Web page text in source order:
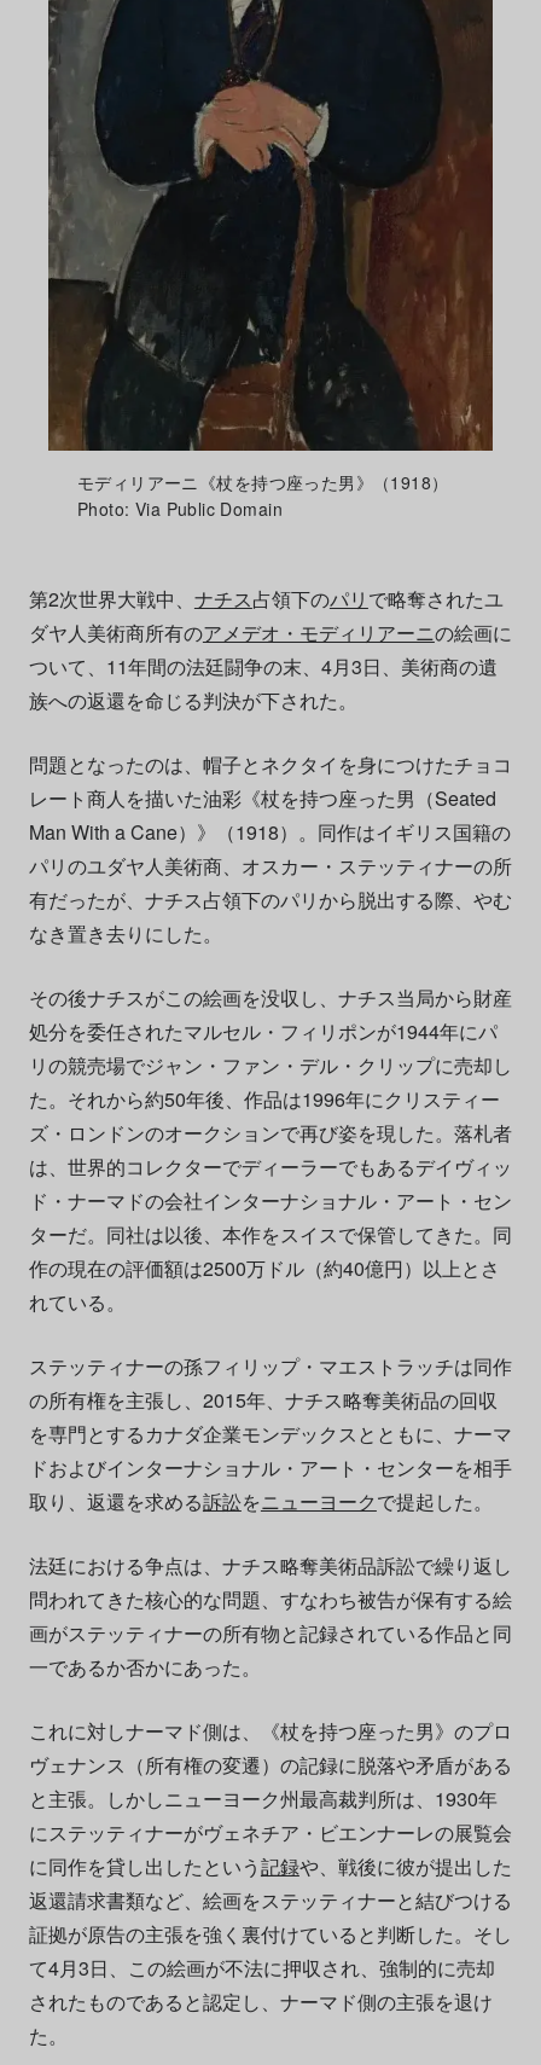
モディリアーニ《杖を持つ座った男》（1918）
Photo: Via Public Domain
第2次世界大戦中、 ナチス占領下のパリ で略奪されたユ
ダヤ人美術商所有のアメデオ・モディリアーニの絵画に
ついて、11年間の法廷闘争の末、4月3日、美術商の遺
族への返還を命じる判決が下された。
問題となったのは、帽子とネクタイを身につけたチョコ
レート商人を描いた油彩《杖を持つ座った男（Seated
Man With a Cane）》（1918）。同作はイギリス国籍の
パリのユダヤ人美術商、オスカー・ステッティナーの所
有だったが、ナチス占領下のパリから脱出する際、やむ
なき置き去りにした。
その後ナチスがこの絵画を没収し、ナチス当局から財産
処分を委任されたマルセル・フィリポンが1944年にパ
リの競売場でジャン・ファン・デル・クリップに売却し
た。それから約50年後、作品は1996年にクリスティー
ズ・ロンドンのオークションで再び姿を現した。落札者
は、世界的コレクターでディーラーでもあるデイヴィッ
ド・ナーマドの会社インターナショナル・アート・セン
ターだ。同社は以後、本作をスイスで保管してきた。同
作の現在の評価額は2500万ドル（約40億円）以上とさ
れている。
ステッティナーの孫フィリップ・マエストラッチは同作
の所有権を主張し、2015年、ナチス略奪美術品の回収
を専門とするカナダ企業モンデックスとともに、ナーマ
ドおよびインターナショナル・アート・センターを相手
取り、返還を求める訴訟をニューヨークで提起した。
法廷における争点は、ナチス略奪美術品訴訟で繰り返し
問われてきた核心的な問題、すなわち被告が保有する絵
画がステッティナーの所有物と記録されている作品と同
一であるか否かにあった。
これに対しナーマド側は、《杖を持つ座った男》のプロ
ヴェナンス（所有権の変遷）の記録に脱落や矛盾がある
と主張。しかしニューヨーク州最高裁判所は、1930年
にステッティナーがヴェネチア・ビエンナーレの展覧会
に同作を貸し出したという記録や、戦後に彼が提出した
返還請求書類など、絵画をステッティナーと結びつける
証拠が原告の主張を強く裏付けていると判断した。そし
て4月3日、この絵画が不法に押収され、強制的に売却
されたものであると認定し、ナーマド側の主張を退け
た。